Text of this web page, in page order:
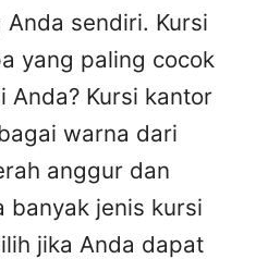
sendiri. Kursi
yang paling cocok
Anda? Kursi kantor
warna dari
anggur dan
banyak jenis kursi
jika Anda dapat